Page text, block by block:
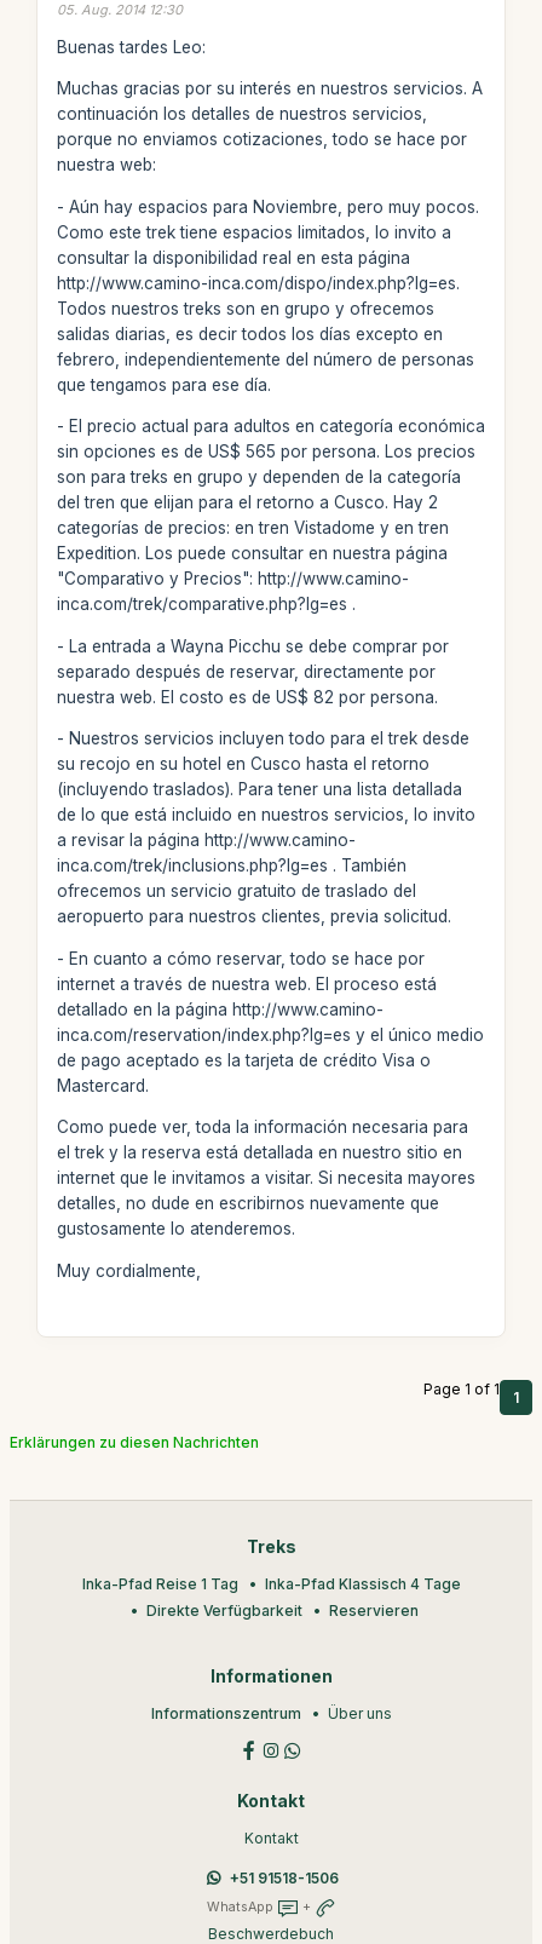
05. Aug. 2014 12:30
Buenas tardes Leo:
Muchas gracias por su interés en nuestros servicios. A
continuación los detalles de nuestros servicios,
porque no enviamos cotizaciones, todo se hace por
nuestra web:
- Aún hay espacios para Noviembre, pero muy pocos.
Como este trek tiene espacios limitados, lo invito a
consultar la disponibilidad real en esta página
http://www.camino-inca.com/dispo/index.php?lg=es.
Todos nuestros treks son en grupo y ofrecemos
salidas diarias, es decir todos los días excepto en
febrero, independientemente del número de personas
que tengamos para ese día.
- El precio actual para adultos en categoría económica
sin opciones es de US$ 565 por persona. Los precios
son para treks en grupo y dependen de la categoría
del tren que elijan para el retorno a Cusco. Hay 2
categorías de precios: en tren Vistadome y en tren
Expedition. Los puede consultar en nuestra página
"Comparativo y Precios": http://www.camino-
inca.com/trek/comparative.php?lg=es .
- La entrada a Wayna Picchu se debe comprar por
separado después de reservar, directamente por
nuestra web. El costo es de US$ 82 por persona.
- Nuestros servicios incluyen todo para el trek desde
su recojo en su hotel en Cusco hasta el retorno
(incluyendo traslados). Para tener una lista detallada
de lo que está incluido en nuestros servicios, lo invito
a revisar la página http://www.camino-
inca.com/trek/inclusions.php?lg=es . También
ofrecemos un servicio gratuito de traslado del
aeropuerto para nuestros clientes, previa solicitud.
- En cuanto a cómo reservar, todo se hace por
internet a través de nuestra web. El proceso está
detallado en la página http://www.camino-
inca.com/reservation/index.php?lg=es y el único medio
de pago aceptado es la tarjeta de crédito Visa o
Mastercard.
Como puede ver, toda la información necesaria para
el trek y la reserva está detallada en nuestro sitio en
internet que le invitamos a visitar. Si necesita mayores
detalles, no dude en escribirnos nuevamente que
gustosamente lo atenderemos.
Muy cordialmente,
Page 1 of 1 1
Erklärungen zu diesen Nachrichten
Treks
Inka-Pfad Reise 1 Tag
Inka-Pfad Klassisch 4 Tage
Direkte Verfügbarkeit
Reservieren
Informationen
Informationszentrum Über uns
Kontakt
Kontakt
+51 91518-1506
WhatsApp +
Beschwerdebuch